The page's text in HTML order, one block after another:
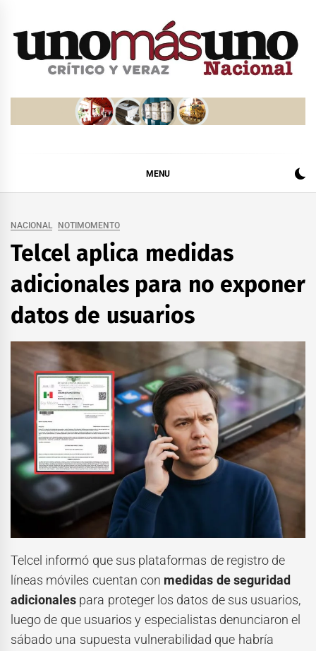
MENU
NACIONAL NOTIMOMENTO
Telcel aplica medidas
adicionales para no exponer
datos de usuarios
Telcel informó que sus plataformas de registro de
líneas móviles cuentan con medidas de seguridad
adicionales para proteger los datos de sus usuarios,
luego de que usuarios y especialistas denunciaron el
sábado una supuesta vulnerabilidad que habría